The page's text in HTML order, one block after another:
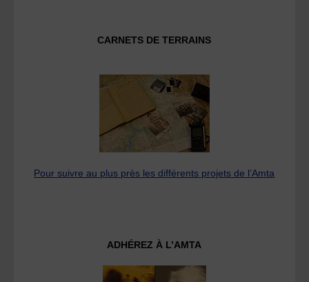
CARNETS DE TERRAINS
Pour suivre au plus près les différents projets de l’Amta
ADHÉREZ À L’AMTA